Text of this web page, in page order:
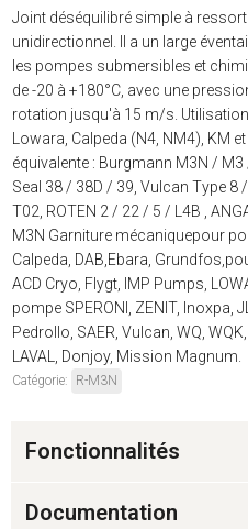
Joint déséquilibré simple à
unidirectionnel. Il a un large
les pompes submersibles et
de -20 à +180°C, avec une
rotation jusqu'à 15 m/s.
Lowara, Calpeda (N4, NM4), KM
équivalente : Burgmann M3N /
Seal 38 / 38D / 39, Vulcan Type 8
T02, ROTEN 2 / 22 / 5 / L4B ,
M3N Garniture mécaniquepour
Calpeda, DAB,Ebara,
ACD Cryo, Flygt, IMP Pumps,
pompe SPERONI, ZENIT, Inoxpa,
Pedrollo, SAER, Vulcan, WQ,
LAVAL, Donjoy, Mission Magnum.
Catégorie: R-M3N
Fonctionnalités
Documentation